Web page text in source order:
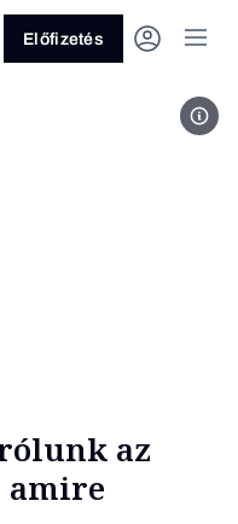
Előfizetés
az
amire